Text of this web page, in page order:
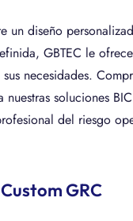
un diseño
GBTEC le
necesidades.
nuestras soluciones
del riesgo
GRC